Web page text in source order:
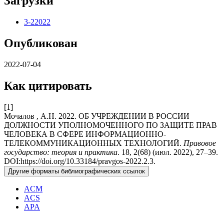
3-22022
Опубликован
2022-07-04
Как цитировать
[1]
Мочалов , А.Н. 2022. ОБ УЧРЕЖДЕНИИ В РОССИИ
ДОЛЖНОСТИ УПОЛНОМОЧЕННОГО ПО ЗАЩИТЕ ПРАВ
ЧЕЛОВЕКА В СФЕРЕ ИНФОРМАЦИОННО-
ТЕЛЕКОММУНИКАЦИОННЫХ ТЕХНОЛОГИЙ. Правовое
государство: теория и практика. 18, 2(68) (июл. 2022), 27–39.
DOI:https://doi.org/10.33184/pravgos-2022.2.3.
Другие форматы библиографических ссылок
ACM
ACS
APA